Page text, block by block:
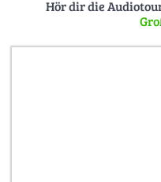
Hör dir die